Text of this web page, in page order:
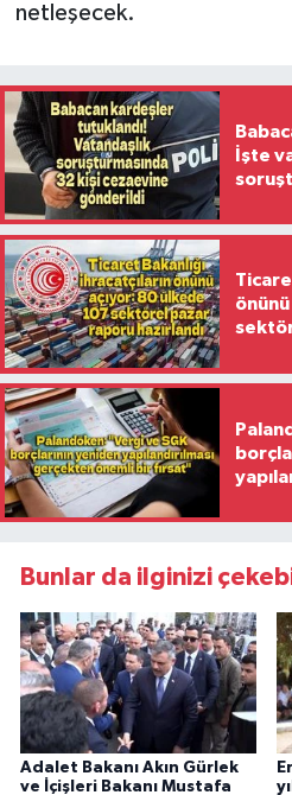
netleşecek.
İşte
Bunlar da ilginizi
Adalet Bakanı Akın Gürlek
ve İçişleri Bakanı Mustafa